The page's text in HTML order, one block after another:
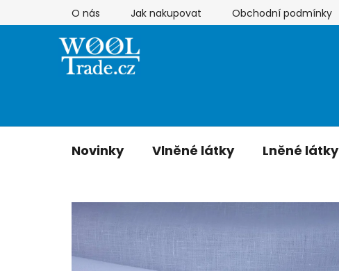
na
O nás Jak nakupovat Obchodní podmínky
Novinky Vlněné látky Lněné látky